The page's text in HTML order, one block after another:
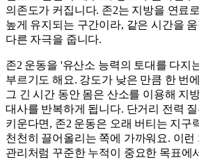
의존도가 커집니다. 존2는 지방을 연료
높게 유지되는 구간이라, 같은 시간을
다른 자극을 줍니다.
존2 운동을 '유산소 능력의 토대를 다지
부르기도 해요. 강도가 낮은 만큼 한 번
그 긴 시간 동안 몸은 산소를 이용해 지
대사를 반복하게 됩니다. 단거리 전력
키운다면, 존2 운동은 오래 버티는 지구
천천히 끌어올리는 쪽에 가까워요. 이런
관리처럼 꾸준한 누적이 중요한 목표에